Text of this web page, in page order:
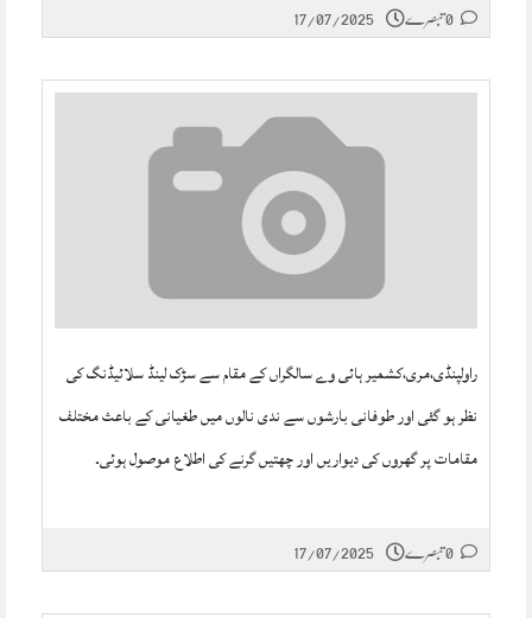
17/07/2025
راولپنڈی،مری،کشمیر ہائی وے سالگراں کے مقام سے سڑک لینڈ سلائیڈنگ کی
نظر ہو گئی اور طوفانی بارشوں سے ندی نالوں میں طغیانی کے باعث مختلف
مقامات پر گھروں کی دیواریں اور چھتیں گرنے کی اطلاع موصول ہوئی۔
17/07/2025